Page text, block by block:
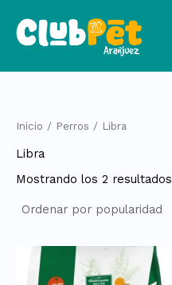
contenido
Inicio / Perros / Libra
Libra
Mostrando los 2 resultados